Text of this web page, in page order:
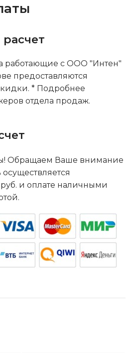
работающие с ООО "Интен"
предоставляются
* Подробнее
отдела продаж.
Обращаем Ваше внимание
осуществляется
руб. и оплате наличными